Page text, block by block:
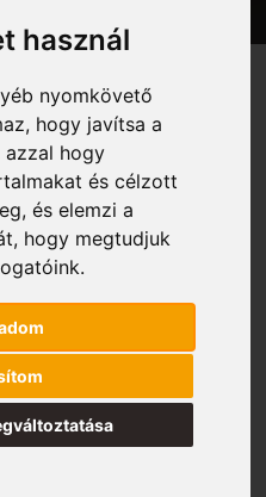
használ
nyomkövető
hogy javítsa a
azzal hogy
és célzott
és elemzi a
hogy megtudjuk
/ 1610